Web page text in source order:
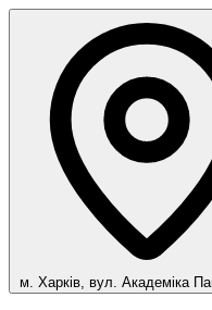
м. Харків, вул. Академіка